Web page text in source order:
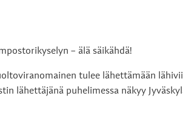
– älä säikähdä!
tulee lähettämään
lähettäjänä puhelimessa näkyy